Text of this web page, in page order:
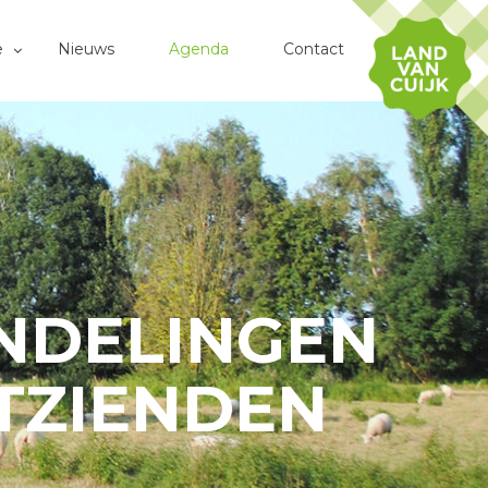
Nieuws Agenda Contact